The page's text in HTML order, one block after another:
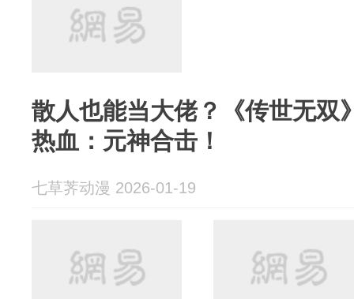
散人也能当大佬？《传世无双
热血：元神合击！
七草荠动漫 2026-01-19